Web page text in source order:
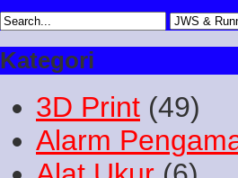
Kategori
3D Print (49)
Alarm